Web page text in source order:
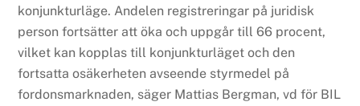
konjunkturläge. Andelen registreringar på juridisk
person fortsätter att öka och uppgår till 66 procent,
vilket kan kopplas till konjunkturläget och den
fortsatta osäkerheten avseende styrmedel på
fordonsmarknaden, säger Mattias Bergman, vd för BIL